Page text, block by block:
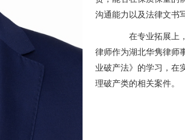
沟通能力以及法律文书
在专业拓展上，
律师作为湖北华隽律师
业破产法》的学习，在
理破产类的相关案件。